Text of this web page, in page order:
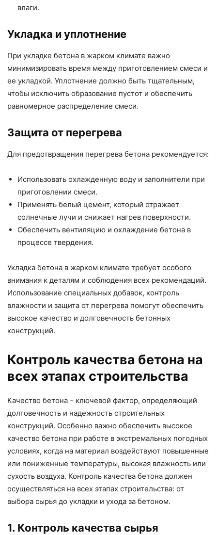
влаги.
Укладка и уплотнение
При укладке бетона в жарком климате важно
минимизировать время между приготовлением смеси и
ее укладкой. Уплотнение должно быть тщательным,
чтобы исключить образование пустот и обеспечить
равномерное распределение смеси.
Защита от перегрева
Для предотвращения перегрева бетона рекомендуется:
Использовать охлажденную воду и заполнители при
приготовлении смеси.
Применять белый цемент, который отражает
солнечные лучи и снижает нагрев поверхности.
Обеспечить вентиляцию и охлаждение бетона в
процессе твердения.
Укладка бетона в жарком климате требует особого
внимания к деталям и соблюдения всех рекомендаций.
Использование специальных добавок, контроль
влажности и защита от перегрева помогут обеспечить
высокое качество и долговечность бетонных
конструкций.
Контроль качества бетона на
всех этапах строительства
Качество бетона – ключевой фактор, определяющий
долговечность и надежность строительных
конструкций. Особенно важно обеспечить высокое
качество бетона при работе в экстремальных погодных
условиях, когда на материал воздействуют повышенные
или пониженные температуры, высокая влажность или
сухость воздуха. Контроль качества бетона должен
осуществляться на всех этапах строительства: от
выбора сырья до укладки и ухода за бетоном.
1. Контроль качества сырья